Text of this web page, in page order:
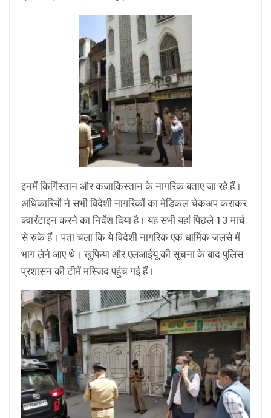
इनमें किर्गिस्तान और कजाकिस्तान के नागरिक बताए जा रहे हैं।
अधिकारियों ने सभी विदेशी नागरिकों का मेडिकल चेकअप कराकर
क्वारंटाइन करने का निर्देश दिया है। यह सभी यहां पिछले 13 मार्च
से रुके हैं। पता चला कि ये विदेशी नागरिक एक धार्मिक जलसे में
भाग लेने आए थे। खुफिया और एलआईयू की सूचना के बाद पुलिस
प्रशासन की टीमें मस्जिद पहुंच गई हैं।